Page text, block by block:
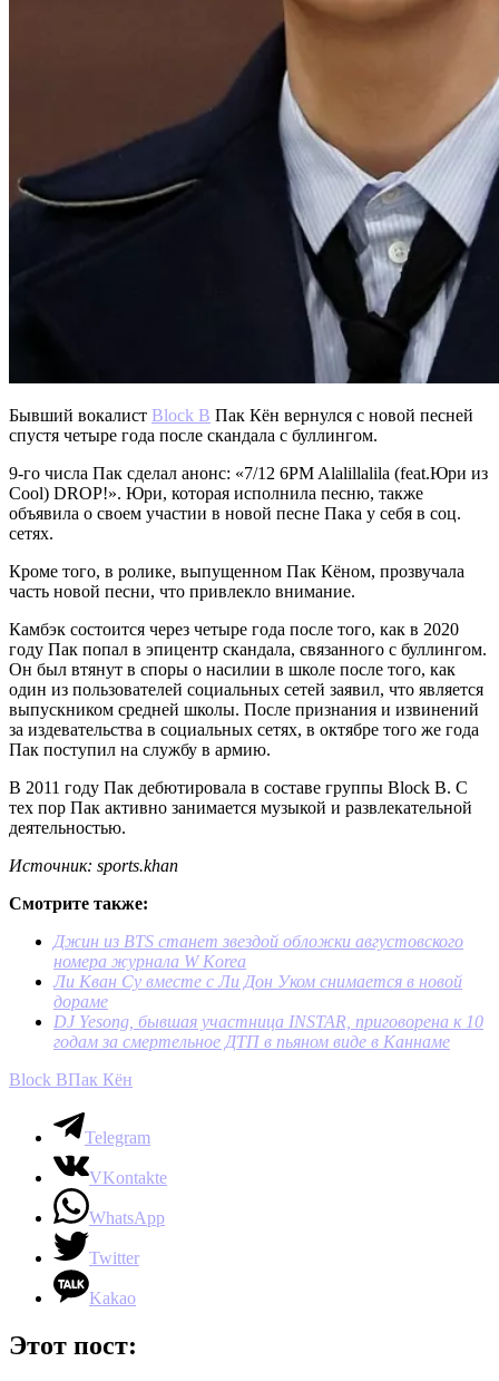
Бывший вокалист Block B Пак Кён вернулся с новой песней
спустя четыре года после скандала с буллингом.
9-го числа Пак сделал анонс: «7/12 6PM Alalillalila (feat.Юри из
Cool) DROP!». Юри, которая исполнила песню, также
объявила о своем участии в новой песне Пака у себя в соц.
сетях.
Кроме того, в ролике, выпущенном Пак Кёном, прозвучала
часть новой песни, что привлекло внимание.
Камбэк состоится через четыре года после того, как в 2020
году Пак попал в эпицентр скандала, связанного с буллингом.
Он был втянут в споры о насилии в школе после того, как
один из пользователей социальных сетей заявил, что является
выпускником средней школы. После признания и извинений
за издевательства в социальных сетях, в октябре того же года
Пак поступил на службу в армию.
В 2011 году Пак дебютировала в составе группы Block B. С
тех пор Пак активно занимается музыкой и развлекательной
деятельностью.
Источник: sports.khan
Смотрите также:
Джин из BTS станет звездой обложки августовского
номера журнала W Korea
Ли Кван Су вместе с Ли Дон Уком снимается в новой
дораме
DJ Yesong, бывшая участница INSTAR, приговорена к 10
годам за смертельное ДТП в пьяном виде в Каннаме
Block BПак Кён
Telegram
VKontakte
WhatsApp
Twitter
Kakao
Этот пост: